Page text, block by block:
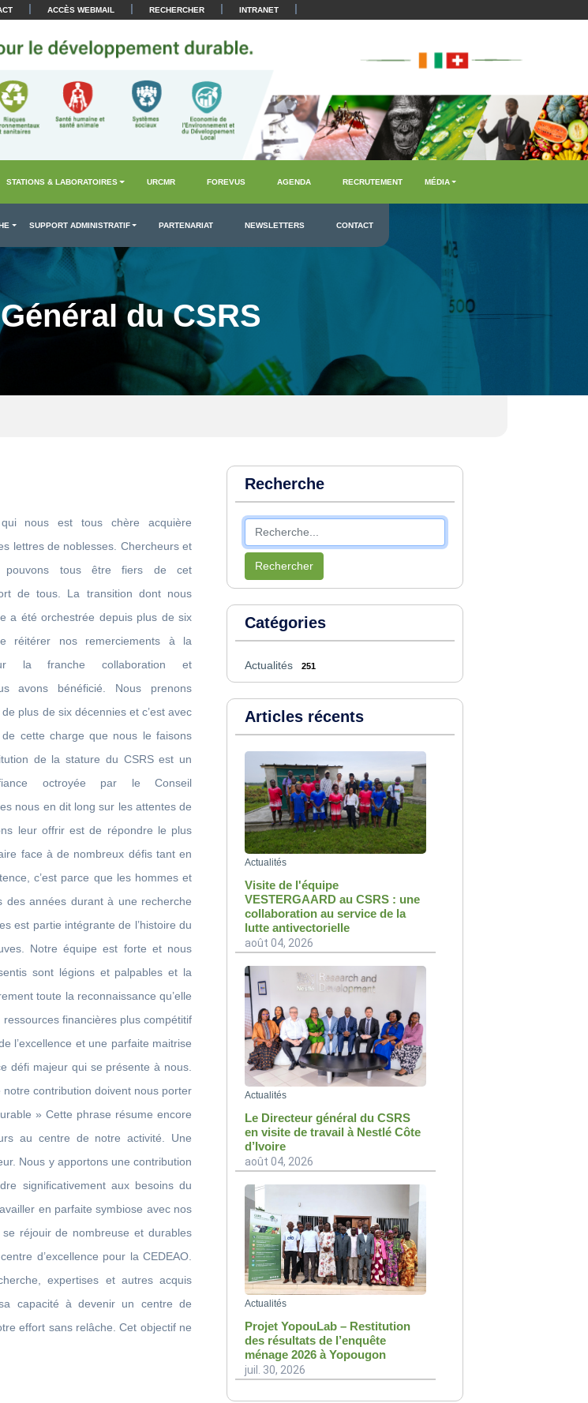
| ACCÈS WEBMAIL | RECHERCHER | INTRANET |
STATIONS & LABORATOIRES URCMR FOREVUS AGENDA RECRUTEMENT MÉDIA
SUPPORT ADMINISTRATIF PARTENARIAT NEWSLETTERS CONTACT
du CSRS
nous est tous chère acquière
lettres de noblesses. Chercheurs et
pouvons tous être fiers de cet
de tous. La transition dont nous
a été orchestrée depuis plus de six
réitérer nos remerciements à la
la franche collaboration et
avons bénéficié. Nous prenons
plus de six décennies et c’est avec
cette charge que nous le faisons
de la stature du CSRS est un
octroyée par le Conseil
nous en dit long sur les attentes de
leur offrir est de répondre le plus
face à de nombreux défis tant en
c’est parce que les hommes et
années durant à une recherche
est partie intégrante de l’histoire du
Notre équipe est forte et nous
sont légions et palpables et la
toute la reconnaissance qu’elle
financières plus compétitif
l’excellence et une parfaite maitrise
défi majeur qui se présente à nous.
notre contribution doivent nous porter
» Cette phrase résume encore
au centre de notre activité. Une
Nous y apportons une contribution
significativement aux besoins du
en parfaite symbiose avec nos
réjouir de nombreuse et durables
d’excellence pour la CEDEAO.
expertises et autres acquis
capacité à devenir un centre de
effort sans relâche. Cet objectif ne
Recherche
Rechercher
Catégories
Actualités 251
Articles récents
Actualités
Visite de l'équipe
VESTERGAARD au CSRS : une
collaboration au service de la
lutte antivectorielle
août 04, 2026
Actualités
Le Directeur général du CSRS
en visite de travail à Nestlé Côte
d’Ivoire
août 04, 2026
Actualités
Projet YopouLab – Restitution
des résultats de l’enquête
ménage 2026 à Yopougon
juil. 30, 2026